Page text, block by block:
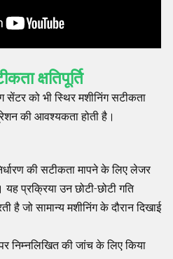
क्षतिपूर्ति
सेंटर को भी स्थिर मशीनिंग सटीकता
की आवश्यकता होती है।
की सटीकता मापने के लिए लेजर
प्रक्रिया उन छोटी-छोटी गति
है जो सामान्य मशीनिंग के दौरान दिखाई
निम्नलिखित की जांच के लिए किया